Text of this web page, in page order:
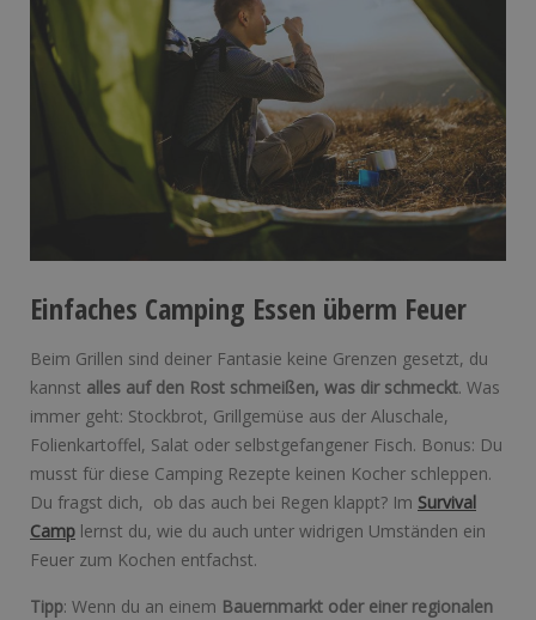
Einfaches Camping Essen überm Feuer
Beim Grillen sind deiner Fantasie keine Grenzen gesetzt, du
kannst alles auf den Rost schmeißen, was dir schmeckt. Was
immer geht: Stockbrot, Grillgemüse aus der Aluschale,
Folienkartoffel, Salat oder selbstgefangener Fisch. Bonus: Du
musst für diese Camping Rezepte keinen Kocher schleppen.
Du fragst dich, ob das auch bei Regen klappt? Im Survival
Camp lernst du, wie du auch unter widrigen Umständen ein
Feuer zum Kochen entfachst.
Tipp: Wenn du an einem Bauernmarkt oder einer regionalen